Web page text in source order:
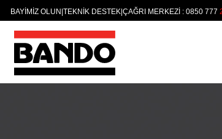
BAYİMİZ OLUN TEKNİK DESTEK ÇAĞRI MERKEZİ : 0850 777